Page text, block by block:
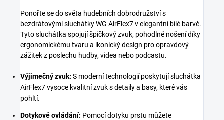
Ponořte se do světa hudebních dobrodružství s
bezdrátovými sluchátky WG AirFlex7 v elegantní bílé barvě.
Tyto sluchátka spojují špičkový zvuk, pohodlné nošení díky
ergonomickému tvaru a ikonický design pro opravdový
zážitek z poslechu hudby, videa nebo podcastu.
Výjimečný zvuk: S moderní technologií poskytují sluchátka
AirFlex7 vysoce kvalitní zvuk s detaily a basy, které vás
pohltí.
Dotykové ovládání: Pomocí dotyku prstu můžete